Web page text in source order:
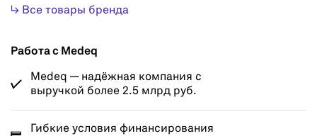
↳ Все товары бренда
Работа с Medeq
Medeq — надёжная компания с
выручкой более 2.5 млрд руб.
Гибкие условия финансирования